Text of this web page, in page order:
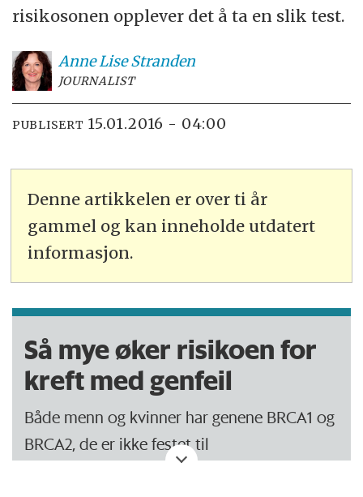
risikosonen opplever det å ta en slik test.
Anne Lise Stranden
JOURNALIST
PUBLISERT 15.01.2016 - 04:00
Denne artikkelen er over ti år
gammel og kan inneholde utdatert
informasjon.
Så mye øker risikoen for
kreft med genfeil
Både menn og kvinner har genene BRCA1 og
BRCA2, de er ikke festet til